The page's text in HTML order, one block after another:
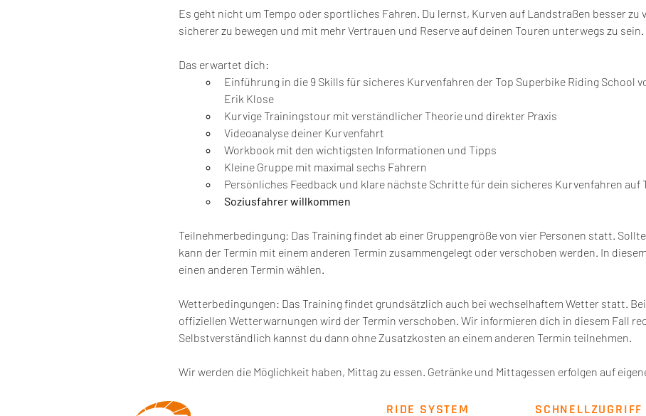
Es geht nicht um Tempo oder sportliches Fahren. Du lernst, Kurven auf Landstraßen besser zu
sicherer zu bewegen und mit mehr Vertrauen und Reserve auf deinen Touren unterwegs zu sein.
Das erwartet dich:
Einführung in die 9 Skills für sicheres Kurvenfahren der Top Superbike Riding School
Erik Klose
Kurvige Trainingstour mit verständlicher Theorie und direkter Praxis
Videoanalyse deiner Kurvenfahrt
Workbook mit den wichtigsten Informationen und Tipps
Kleine Gruppe mit maximal sechs Fahrern
Persönliches Feedback und klare nächste Schritte für dein sicheres Kurvenfahren auf
Soziusfahrer willkommen
Teilnehmerbedingung: Das Training findet ab einer Gruppengröße von vier Personen statt.
kann der Termin mit einem anderen Termin zusammengelegt oder verschoben werden. In
einen anderen Termin wählen.
Wetterbedingungen: Das Training findet grundsätzlich auch bei wechselhaftem Wetter statt.
offiziellen Wetterwarnungen wird der Termin verschoben. Wir informieren dich in diesem Fall
Selbstverständlich kannst du dann ohne Zusatzkosten an einem anderen Termin teilnehmen.
Wir werden die Möglichkeit haben, Mittag zu essen. Getränke und Mittagessen erfolgen auf
RIDE SYSTEM SCHNELLZUGRIFF